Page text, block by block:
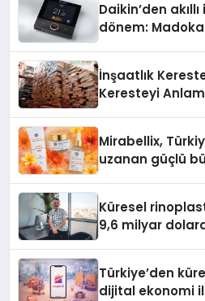
Daikin’den
dönem:
İnşaatlık
Keresteyi
Mirabellix,
uzanan güçlü
Küresel
9,6 milyar
Türkiye’den
dijital ekonomi